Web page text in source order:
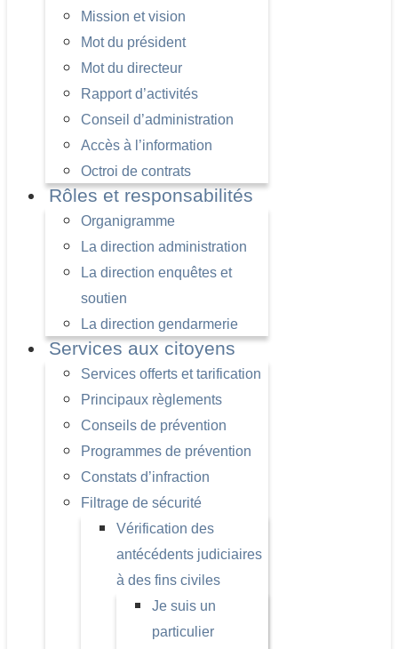
Mission et vision
Mot du président
Mot du directeur
Rapport d’activités
Conseil d’administration
Accès à l’information
Octroi de contrats
Rôles et responsabilités
Organigramme
La direction administration
La direction enquêtes et
soutien
La direction gendarmerie
Services aux citoyens
Services offerts et tarification
Principaux règlements
Conseils de prévention
Programmes de prévention
Constats d’infraction
Filtrage de sécurité
Vérification des
antécédents judiciaires
à des fins civiles
Je suis un
particulier